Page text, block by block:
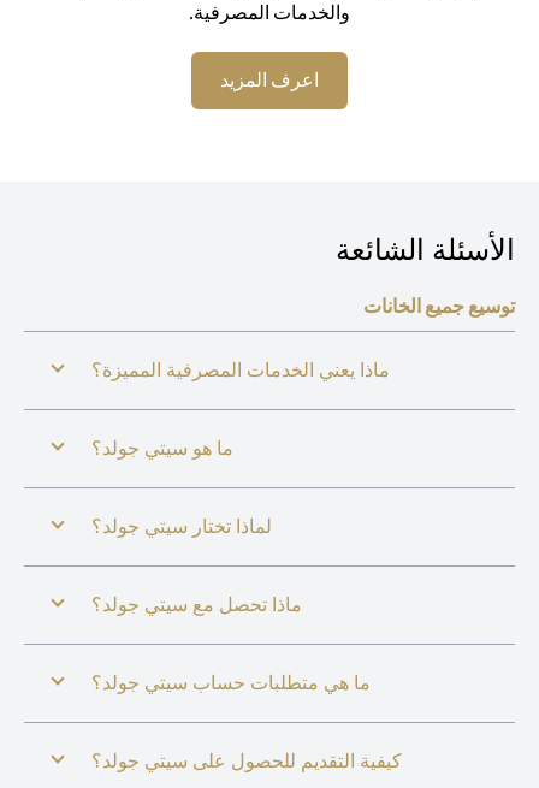
والخدمات المصرفية.
اعرف المزيد
الأسئلة الشائعة
توسيع جميع الخانات
ماذا يعني الخدمات المصرفية المميزة؟
ما هو سيتي جولد؟
لماذا تختار سيتي جولد؟
ماذا تحصل مع سيتي جولد؟
ما هي متطلبات حساب سيتي جولد؟
كيفية التقديم للحصول على سيتي جولد؟